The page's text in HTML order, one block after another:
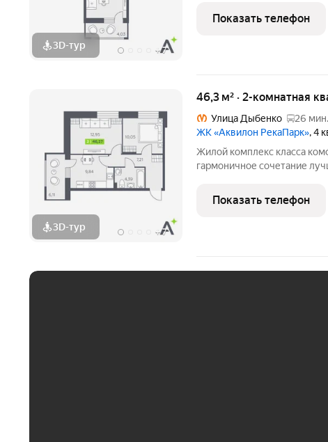
3D-тур +7
направленности. Мы
кто ценит комфорт,
Показать телефон
3D-тур +7
46,3 м² · 2-комнатная
Улица Дыбенко
26 мин.
ЖК «Аквилон РекаПарк», 4
Жилой комплекс класса
гармоничное сочетание
направленности. Мы
кто ценит комфорт,
Показать телефон